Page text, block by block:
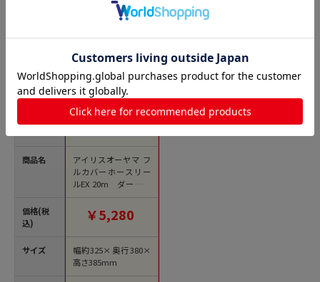
ホースリールの人気商品との比較
商品名
価格(税
込)
サイズ
アイリスオーヤマ フ
ルカバーホースリー
ルEX 20m ダークグ
レー／ブラック FHEX
位1台）【直送品】
￥5,280
幅約325×奥行380×
高さ385mm